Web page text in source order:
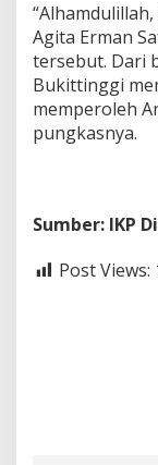
Agita Erman
tersebut. Dari
Bukittinggi
memperoleh
pungkasnya.
Sumber: IKP
Post Views: